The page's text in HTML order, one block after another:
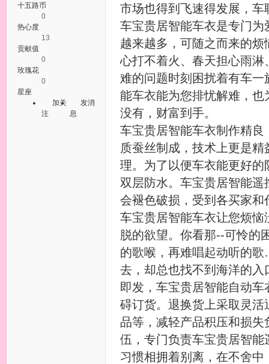
十五路币
0
热心度
13
贡献值
0
玫瑰花
0
星座
加关
注
发消
息
市场也得到飞速得发展，
车宝贵居智能车衣是专门
越来越多，可随之而来的
心打不着火、春天担心雨
难的问题时刻困扰着有车
能车衣能为您排忧解难，
没有，财富到手。
车宝贵居智能车衣制作精
质蚕丝制成，技术上更是
理。为了以便车衣能更好
双层防水。车宝贵居智能
会褪色破损，受到各买家和
车宝贵居智能车衣让您烦
脱的欲望。你看那--可怜的
的歌喉，再难唱起动听的
去，却总也找不到海洋的
即发，车宝贵居智能自动
碍订货。退换货上采取灵
品等，减轻产品积压和损
伍，专门负责车宝贵居智
习惯相拥着别离，在不舍